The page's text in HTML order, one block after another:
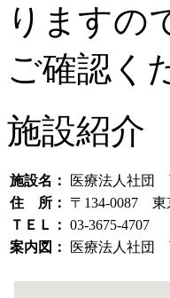
りますの
ご確認く
施設紹介
施設名：
医療法人社団
住 所：
〒134-0087 東
ＴＥＬ： 03-3675-4707
案内図：
医療法人社団